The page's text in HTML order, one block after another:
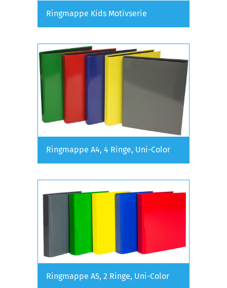
Ringmappe Kids Motivserie
Ringmappe A4, 4 Ringe, Uni-Color
Ringmappe A5, 2 Ringe, Uni-Color